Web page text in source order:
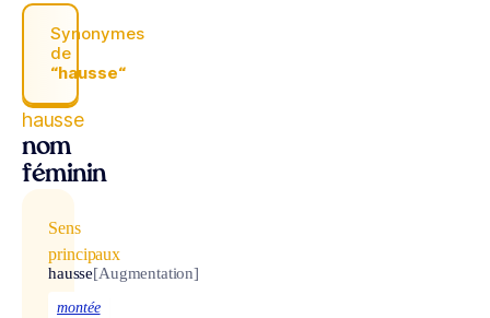
Synonymes
de
“hausse“
hausse
nom
féminin
Sens
principaux
hausse[Augmentation]
montée